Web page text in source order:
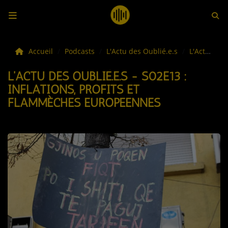
LES ACTUS
LA MUSIQUE
LES PLAYLISTS
LES WEBRADIOS
LES EMISSIONS
LA GRILLE DES PROGRAMMES
TOUTES LES ÉMISSIONS
Accueil Podcasts L'Actu des Oublié.e.s L'Actu des Oublié.e.s - S02E13 : Inflations, Profits et Flammèches européennes
L'ACTU DES OUBLIÉ.E.S - S02E13 :
INFLATIONS, PROFITS ET
FLAMMÈCHES EUROPÉENNES